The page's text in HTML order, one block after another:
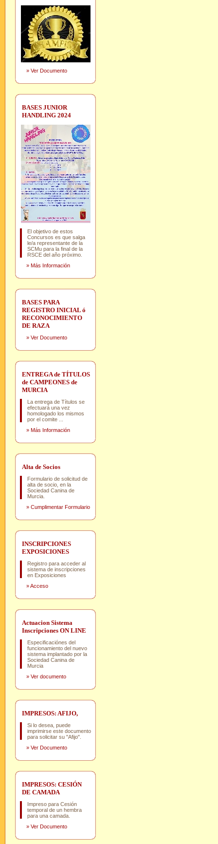
» Ver Documento
BASES JUNIOR
HANDLING 2024
El objetivo de estos
Concursos es que salga
le/a representante de la
SCMu para la final de la
RSCE del año próximo.
» Más Información
BASES PARA
REGISTRO INICIAL ó
RECONOCIMIENTO
DE RAZA
» Ver Documento
ENTREGA de TÍTULOS
de CAMPEONES de
MURCIA
La entrega de Títulos se
efectuará una vez
homologado los mismos
por el comite ...
» Más Información
Alta de Socios
Formulario de solicitud de
alta de socio, en la
Sociedad Canina de
Murcia.
» Cumplimentar Formulario
INSCRIPCIONES
EXPOSICIONES
Registro para acceder al
sistema de inscripciones
en Exposiciones
»Acceso
Actuacion Sistema
Inscripciones ON LINE
Especificaciónes del
funcionamiento del nuevo
sistema implantado por la
Sociedad Canina de
Murcia
» Ver documento
IMPRESOS: AFIJO,
Si lo desea, puede
imprimirse este documento
para solicitar su "Afijo".
» Ver Documento
IMPRESOS: CESIÓN
DE CAMADA
Impreso para Cesión
temporal de un hembra
para una camada.
» Ver Documento